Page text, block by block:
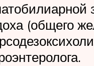
(общего